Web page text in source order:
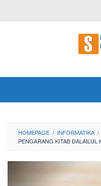
HOMEPAGE / INFORMATIKA /
PENGARANG KITAB DALAILUL